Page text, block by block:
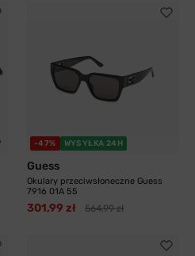
-47% WYSYŁKA 24H
Guess
Okulary przeciwsłoneczne Guess
7916 01A 55
301,99 zł 564,99 zł